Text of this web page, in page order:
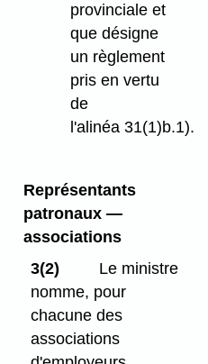
provinciale et
que désigne
un règlement
pris en vertu
de
l'alinéa 31(1)b.1).
Représentants
patronaux —
associations
3(2)
Le ministre
nomme, pour
chacune des
associations